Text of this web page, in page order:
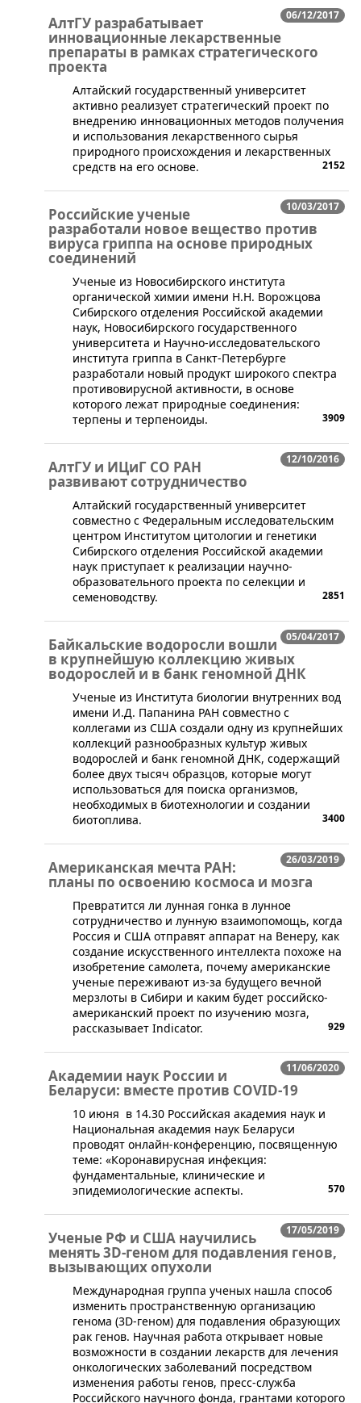
06/12/2017
АлтГУ разрабатывает
инновационные лекарственные
препараты в рамках стратегического
проекта
​Алтайский государственный университет
активно реализует стратегический проект по
внедрению инновационных методов получения
и использования лекарственного сырья
природного происхождения и лекарственных
средств на его основе.
2152
10/03/2017
Российские ученые
разработали новое вещество против
вируса гриппа на основе природных
соединений
​Ученые из Новосибирского института
органической химии имени Н.Н. Ворожцова
Сибирского отделения Российской академии
наук, Новосибирского государственного
университета и Научно-исследовательского
института гриппа в Санкт-Петербурге
разработали новый продукт широкого спектра
противовирусной активности, в основе
которого лежат природные соединения:
терпены и терпеноиды.
3909
12/10/2016
АлтГУ и ИЦиГ СО РАН
развивают сотрудничество
​Алтайский государственный университет
совместно с Федеральным исследовательским
центром Институтом цитологии и генетики
Сибирского отделения Российской академии
наук приступает к реализации научно-
образовательного проекта по селекции и
семеноводству.
2851
05/04/2017
Байкальские водоросли вошли
в крупнейшую коллекцию живых
водорослей и в банк геномной ДНК
​Ученые из Института биологии внутренних вод
имени И.Д. Папанина РАН совместно с
коллегами из США создали одну из крупнейших
коллекций разнообразных культур живых
водорослей и банк геномной ДНК, содержащий
более двух тысяч образцов, которые могут
использоваться для поиска организмов,
необходимых в биотехнологии и создании
биотоплива.
3400
26/03/2019
Американская мечта РАН:
планы по освоению космоса и мозга
Превратится ли лунная гонка в лунное
сотрудничество и лунную взаимопомощь, когда
Россия и США отправят аппарат на Венеру, как
создание искусственного интеллекта похоже на
изобретение самолета, почему американские
ученые переживают из-за будущего вечной
мерзлоты в Сибири и каким будет российско-
американский проект по изучению мозга,
рассказывает Indicator.
929
11/06/2020
Академии наук России и
Беларуси: вместе против COVID-19
10 июня в 14.30 Российская академия наук и
Национальная академия наук Беларуси
проводят онлайн-конференцию, посвященную
теме: «Коронавирусная инфекция:
фундаментальные, клинические и
эпидемиологические аспекты.
570
17/05/2019
Ученые РФ и США научились
менять 3D-геном для подавления генов,
вызывающих опухоли
​Международная группа ученых нашла способ
изменить пространственную организацию
генома (3D-геном) для подавления образующих
рак генов. Научная работа открывает новые
возможности в создании лекарств для лечения
онкологических заболеваний посредством
изменения работы генов, пресс-служба
Российского научного фонда, грантами которого